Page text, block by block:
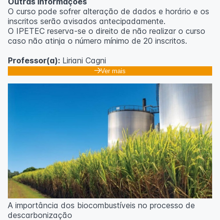
O curso pode sofrer alteração de dados e horário e os
inscritos serão avisados ​​antecipadamente.
O IPETEC reserva-se o direito de não realizar o curso
caso não atinja o número mínimo de 20 inscritos.
Professor(a): Liriani Cagni
Ver mais
A importância dos biocombustíveis no processo de
descarbonização